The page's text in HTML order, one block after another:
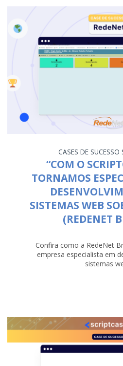
CASES DE SUCESSO
“COM O
TORNAMOS
SISTEMAS WEB
(REDENET
Confira como a RedeNet
empresa especialista em
sistemas